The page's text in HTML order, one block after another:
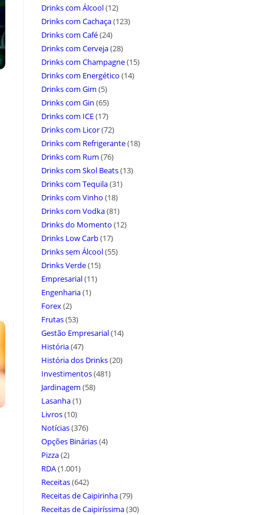
Drinks com Álcool(12)
Drinks com Cachaça(123)
Drinks com Café(24)
Drinks com Cerveja(28)
Drinks com Champagne(15)
Drinks com Energético (14)
Drinks com Gim (5)
Drinks com Gin (65)
Drinks com ICE(17)
Drinks com Licor(72)
Drinks com Refrigerante(18)
Drinks com Rum (76)
Drinks com Skol Beats(13)
Drinks com Tequila(31)
Drinks com Vinho (18)
Drinks com Vodka(81)
Drinks do Momento (12)
Drinks Low Carb(17)
Drinks sem Álcool(55)
Drinks Verde(15)
Empresarial(11)
Engenharia(1)
Forex(2)
Frutas(53)
Gestão Empresarial(14)
História(47)
História dos Drinks(20)
Investimentos(481)
Jardinagem (58)
Lasanha(1)
Livros(10)
Notícias(376)
Opções Binárias(4)
Pizza(2)
RDA(1.001)
Receitas(642)
Receitas de Caipirinha(79)
Receitas de Caipiríssima(30)